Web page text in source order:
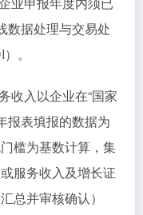
数据处理与交易处
。
收入以企业在“国家
报表填报的数据为
槛为基数计算，集
服务收入及增长证
总并审核确认）